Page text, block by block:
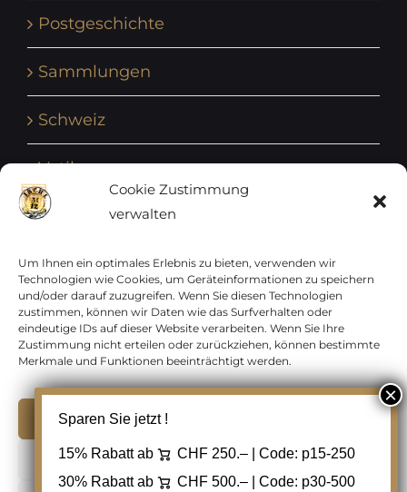
Cookie Zustimmung
verwalten
Um Ihnen ein optimales Erlebnis zu bieten, verwenden wir
Technologien wie Cookies, um Geräteinformationen zu speichern
und/oder darauf zuzugreifen. Wenn Sie diesen Technologien
zustimmen, können wir Daten wie das Surfverhalten oder
eindeutige IDs auf dieser Website verarbeiten. Wenn Sie Ihre
Zustimmung nicht erteilen oder zurückziehen, können bestimmte
Merkmale und Funktionen beeinträchtigt werden.
Ablehnen
Postgeschichte
Sammlungen
Schweiz
Vatikan
Vereinte Nationen
Vorphilatelie
Zensurbelege Österreich
Zensurbelege Schweiz
Copyright 2012 - 2024 URAY GmbH | All Rights
Reserved |
PCI Data Security Standards |
Sparen Sie jetzt !
15% Rabatt ab CHF 250.– | Code: p15-250
30% Rabatt ab
CHF 500.– | Code: p30-500